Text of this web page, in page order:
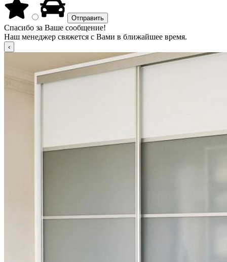
Спасибо за Ваше сообщение!
Наш менеджер свяжется с Вами в ближайшее время.